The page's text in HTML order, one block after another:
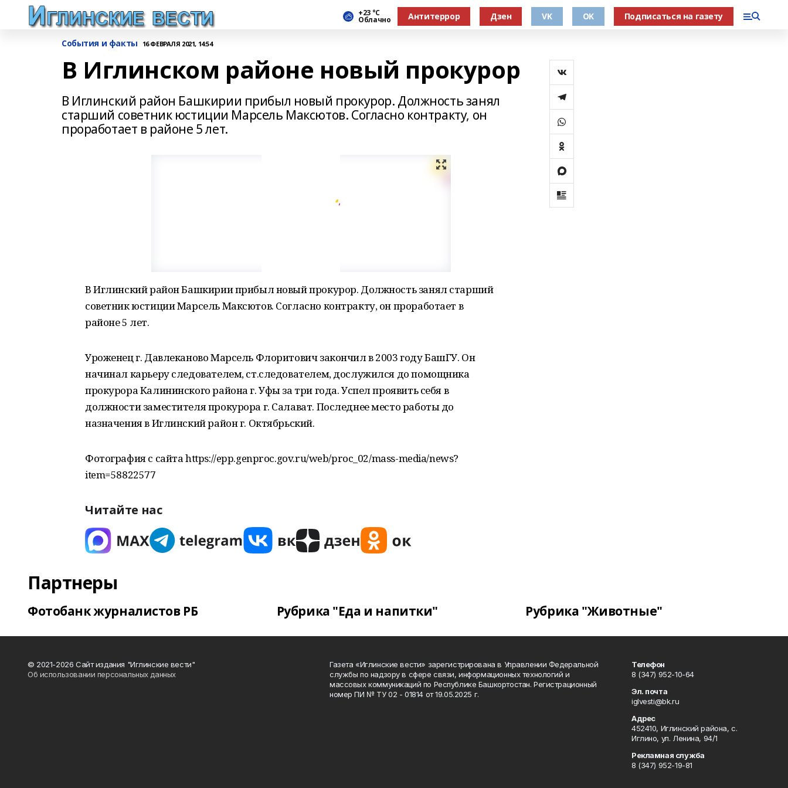
+23 °С
Облачно Антитеррор Дзен VK OK Подписаться на газету
События и факты 16 ФЕВРАЛЯ 2021, 14:54
В Иглинском районе новый прокурор
В Иглинский район Башкирии прибыл новый прокурор. Должность занял
старший советник юстиции Марсель Максютов. Согласно контракту, он
проработает в районе 5 лет.
В Иглинский район Башкирии прибыл новый прокурор. Должность занял старший
советник юстиции Марсель Максютов. Согласно контракту, он проработает в
районе 5 лет.
Уроженец г. Давлеканово Марсель Флоритович закончил в 2003 году БашГУ. Он
начинал карьеру следователем, ст.следователем, дослужился до помощника
прокурора Калининского района г. Уфы за три года. Успел проявить себя в
должности заместителя прокурора г. Салават. Последнее место работы до
назначения в Иглинский район г. Октябрьский.
Фотография с сайта https://epp.genproc.gov.ru/web/proc_02/mass-media/news?
item=58822577
Читайте нас
Партнеры
Фотобанк журналистов РБ Рубрика "Еда и напитки" Рубрика "Животные"
© 2021-2026 Сайт издания "Иглинские вести"
Об использовании персональных данных
Газета «Иглинские вести» зарегистрирована в Управлении Федеральной
службы по надзору в сфере связи, информационных технологий и
массовых коммуникаций по Республике Башкортостан. Регистрационный
номер ПИ № ТУ 02 - 01814 от 19.05.2025 г.
Телефон
8 (347) 952-10-64
Эл. почта
iglvesti@bk.ru
Адрес
452410, Иглинский района, с.
Иглино, ул. Ленина, 94/1
Рекламная служба
8 (347) 952-19-81